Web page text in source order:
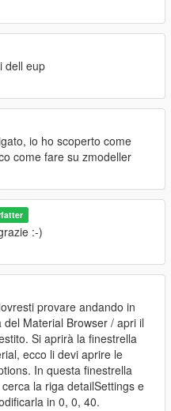
dell eup
io ho scoperto come
come fare su zmodeller
:-)
provare andando in
Material Browser / apri il
Si aprirà la finestrella
ecco li devi aprire le
In questa finestrella
la riga detailSettings e
in 0, 0, 40.